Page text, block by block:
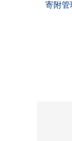
寄附管